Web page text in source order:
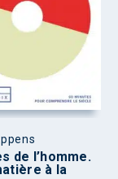
de l’homme.
à la